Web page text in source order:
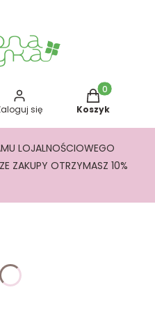
się
Produkty w
Koszyk
LOJALNOŚCIOWEGO
ZAKUPY OTRZYMASZ 10%